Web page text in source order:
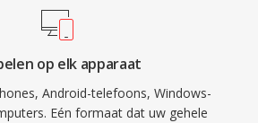
op elk apparaat
Android-telefoons, Windows-
Eén formaat dat uw gehele